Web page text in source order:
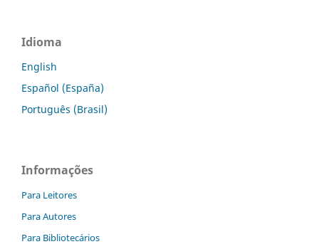
Idioma
English
Español (España)
Português (Brasil)
Informações
Para Leitores
Para Autores
Para Bibliotecários